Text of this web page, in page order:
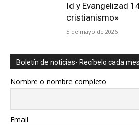
Id y Evangelizad
cristianismo»
5 de mayo de 2026
Boletín de noticias- Recíbelo cada mes
Nombre o nombre completo
Email